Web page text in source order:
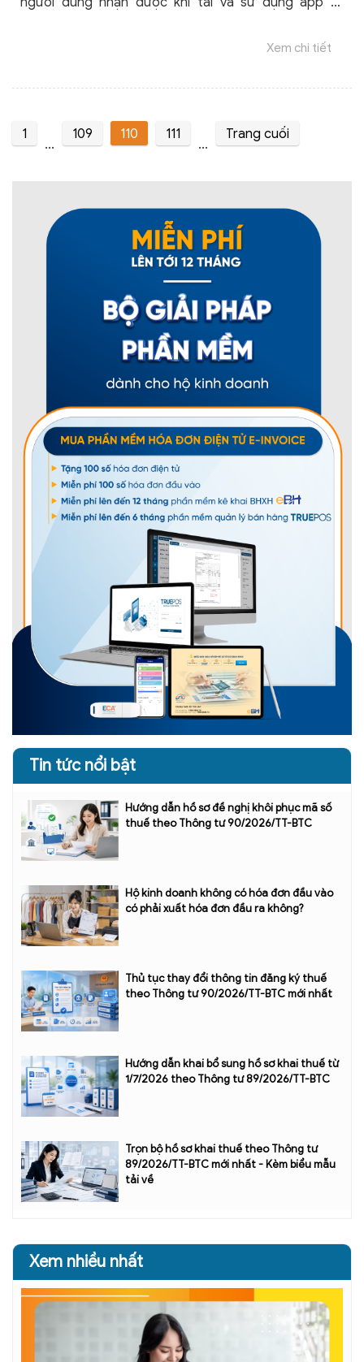
các báo cáo hữu ích trên app hóa đơn điện tử này.
Xem chi tiết
1
...
109 110 111
...
Trang cuối
Tin tức nổi bật
Hướng dẫn hồ sơ đề nghị khôi phục mã số
thuế theo Thông tư 90/2026/TT-BTC
Hộ kinh doanh không có hóa đơn đầu vào
có phải xuất hóa đơn đầu ra không?
Thủ tục thay đổi thông tin đăng ký thuế
theo Thông tư 90/2026/TT-BTC mới nhất
Hướng dẫn khai bổ sung hồ sơ khai thuế từ
1/7/2026 theo Thông tư 89/2026/TT-BTC
Trọn bộ hồ sơ khai thuế theo Thông tư
89/2026/TT-BTC mới nhất - Kèm biểu mẫu
tải về
Xem nhiều nhất